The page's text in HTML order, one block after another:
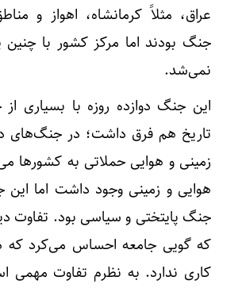
عراق، مثلاً کرمانشاه، اهواز و
جنگ بودند اما مرکز کشور با چنین
نمی‌شد.
این جنگ دوازده روزه با بسیاری
تاریخ هم فرق داشت؛ در جنگ‌های
زمینی و هوایی حملاتی به کشورها
هوایی و زمینی وجود داشت اما
جنگ پایتختی و سیاسی بود. تفاوت
که گویی جامعه احساس می‌کرد که
کاری ندارد. به نظرم تفاوت مهمی